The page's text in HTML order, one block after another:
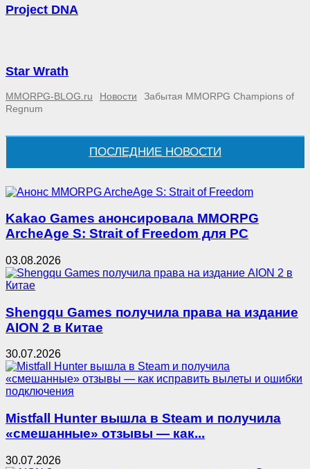
Project DNA
Star Wrath
MMORPG-BLOG.ru Новости
Забытая MMORPG Champions of
Regnum
ПОСЛЕДНИЕ НОВОСТИ
Kakao Games анонсировала MMORPG
ArcheAge S: Strait of Freedom для PC
03.08.2026
Shengqu Games получила права на издание
AION 2 в Китае
30.07.2026
Mistfall Hunter вышла в Steam и получила
«смешанные» отзывы — как...
30.07.2026